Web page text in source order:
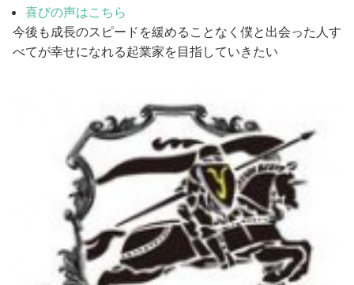
喜びの声はこちら
今後も成長のスピードを緩めることなく僕と出会った人す
べてが幸せになれる起業家を目指していきたい